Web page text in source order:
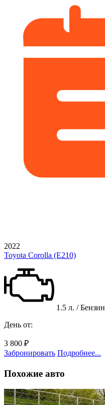
2022
Toyota Corolla (E210)
1.5 л. / Бензин
День от:
3 800 ₽
Забронировать Подробнее...
Похожие авто